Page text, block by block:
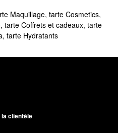
Maquillage, tarte Cosmetics,
, tarte Coffrets et cadeaux, tarte
, tarte Hydratants
clientèle